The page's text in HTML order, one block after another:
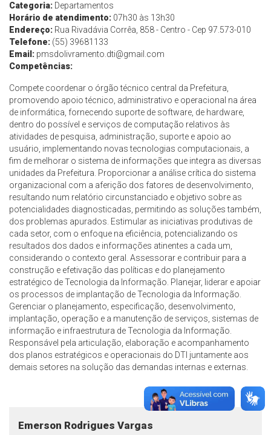
Categoria: Departamentos
Horário de atendimento: 07h30 às 13h30
Endereço: Rua Rivadávia Corrêa, 858 - Centro - Cep 97.573-010
Telefone: (55) 39681133
Email: pmsdolivramento.dti@gmail.com
Competências:
Compete coordenar o órgão técnico central da Prefeitura,
promovendo apoio técnico, administrativo e operacional na área
de informática, fornecendo suporte de software, de hardware,
dentro do possível e serviços de computação relativos às
atividades de pesquisa, administração, suporte e apoio ao
usuário, implementando novas tecnologias computacionais, a
fim de melhorar o sistema de informações que integra as diversas
unidades da Prefeitura. Proporcionar a análise crítica do sistema
organizacional com a aferição dos fatores de desenvolvimento,
resultando num relatório circunstanciado e objetivo sobre as
potencialidades diagnosticadas, permitindo as soluções também,
dos problemas apurados. Estimular as iniciativas produtivas de
cada setor, com o enfoque na eficiência, potencializando os
resultados dos dados e informações atinentes a cada um,
considerando o contexto geral. Assessorar e contribuir para a
construção e efetivação das políticas e do planejamento
estratégico de Tecnologia da Informação. Planejar, liderar e apoiar
os processos de implantação de Tecnologia da Informação.
Gerenciar o planejamento, especificação, desenvolvimento,
implantação, operação e a manutenção de serviços, sistemas de
informação e infraestrutura de Tecnologia da Informação.
Responsável pela articulação, elaboração e acompanhamento
dos planos estratégicos e operacionais do DTI juntamente aos
demais setores na solução das demandas internas e externas.
Emerson Rodrigues Vargas